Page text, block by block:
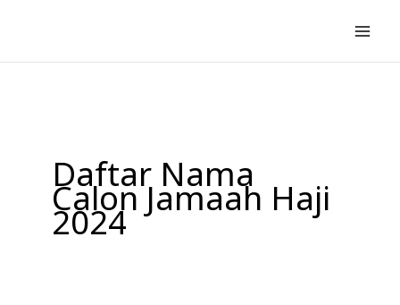
konten
Daftar Nama
Calon Jamaah Haji
2024